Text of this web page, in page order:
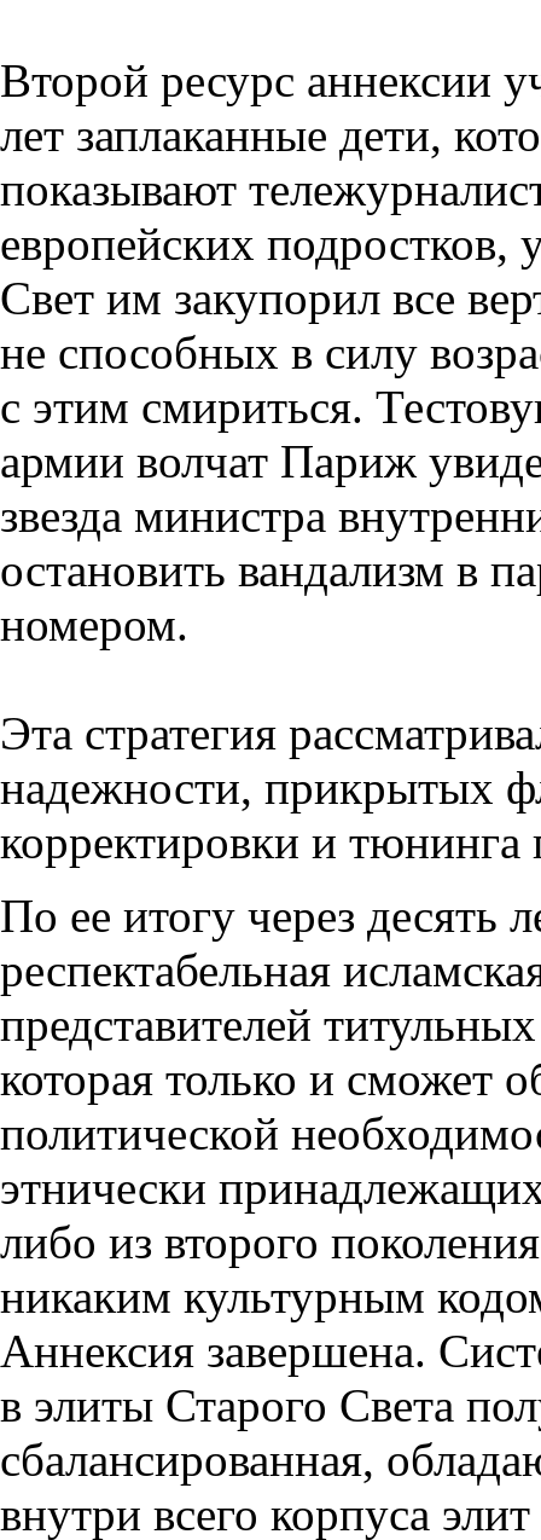
Второй ресурс аннексии
лет заплаканные дети,
показывают
европейских
Свет им закупорил все
не способных в силу
с этим смириться.
армии волчат Париж
звезда министра
остановить вандализм в
номером.
Эта стратегия
надежности, прикрытых
корректировки и
По ее итогу через десять
респектабельная
представителей
которая только и сможет
политической
этнически
либо из второго
никаким культурным
Аннексия завершена.
в элиты Старого Света
сбалансированная,
внутри всего корпуса